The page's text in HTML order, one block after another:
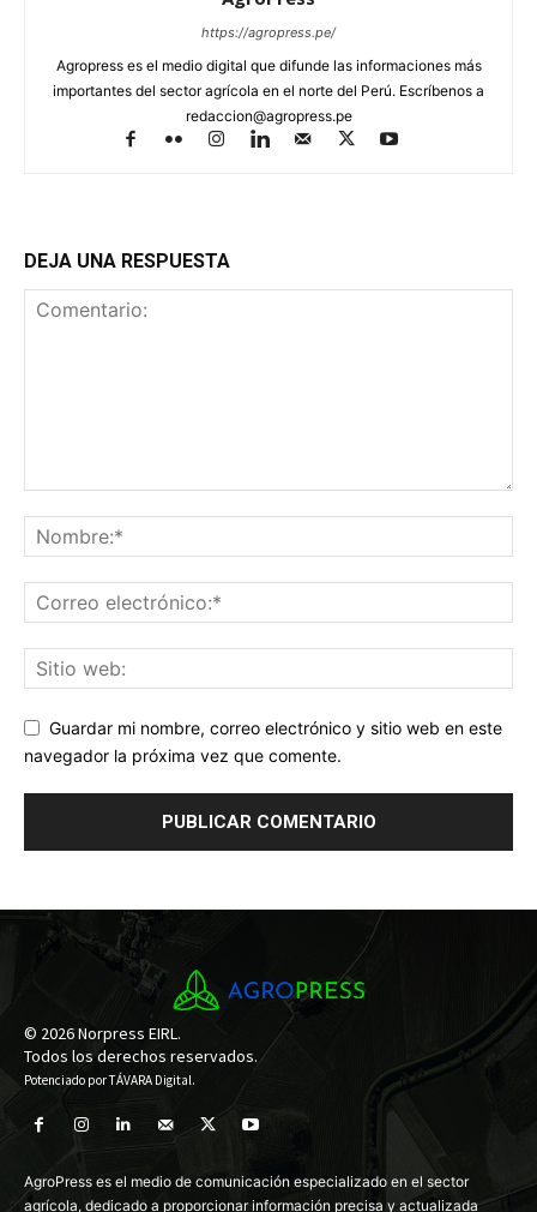
https://agropress.pe/
Agropress es el medio digital que difunde las informaciones más
importantes del sector agrícola en el norte del Perú. Escríbenos a
redaccion@agropress.pe
DEJA UNA RESPUESTA
Guardar mi nombre, correo electrónico y sitio web en este
navegador la próxima vez que comente.
© 2026 Norpress EIRL.
Todos los derechos reservados.
Potenciado porTÁVARA Digital.
AgroPress es el medio de comunicación especializado en el sector
agrícola, dedicado a proporcionar información precisa y actualizada